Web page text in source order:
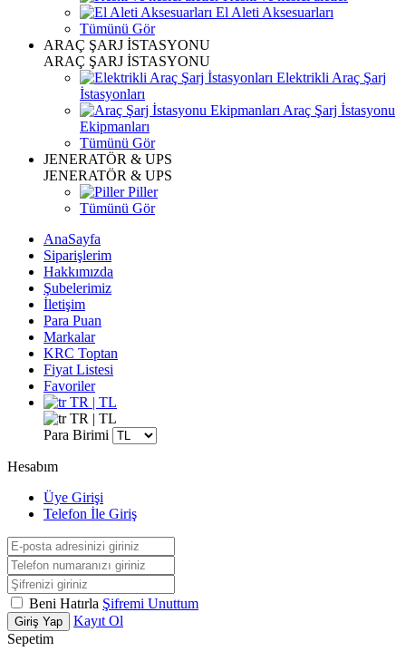
El Aleti Aksesuarları
Tümünü Gör
ARAÇ ŞARJ İSTASYONU
ARAÇ ŞARJ İSTASYONU
Elektrikli Araç Şarj
İstasyonları
Araç Şarj İstasyonu
Ekipmanları
Tümünü Gör
JENERATÖR & UPS
JENERATÖR & UPS
Piller
Tümünü Gör
AnaSayfa
Siparişlerim
Hakkımızda
Şubelerimiz
İletişim
Para Puan
Markalar
KRC Toptan
Fiyat Listesi
Favoriler
TR | TL
TR | TL
Para Birimi
Hesabım
Üye Girişi
Telefon İle Giriş
Beni Hatırla Şifremi Unuttum
Giriş Yap
Kayıt Ol
Sepetim